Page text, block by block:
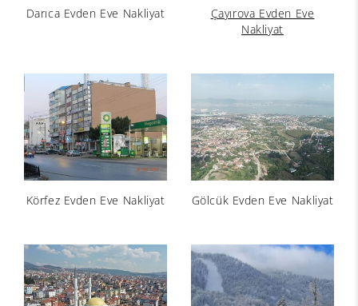
Darıca Evden Eve Nakliyat
Çayırova Evden Eve
Nakliyat
Körfez Evden Eve Nakliyat Gölcük Evden Eve Nakliyat